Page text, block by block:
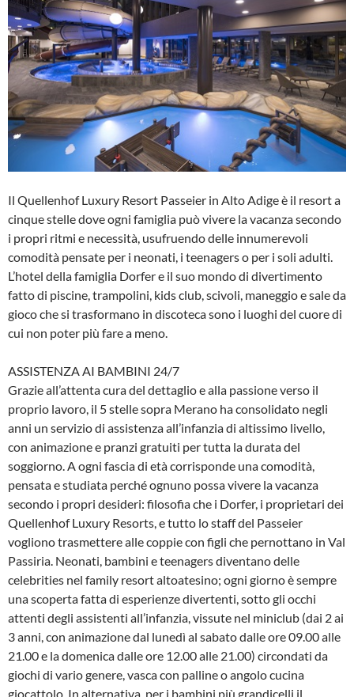
Il Quellenhof Luxury Resort Passeier in Alto Adige è il resort a
cinque stelle dove ogni famiglia può vivere la vacanza secondo
i propri ritmi e necessità, usufruendo delle innumerevoli
comodità pensate per i neonati, i teenagers o per i soli adulti.
L’hotel della famiglia Dorfer e il suo mondo di divertimento
fatto di piscine, trampolini, kids club, scivoli, maneggio e sale da
gioco che si trasformano in discoteca sono i luoghi del cuore di
cui non poter più fare a meno.
ASSISTENZA AI BAMBINI 24/7
Grazie all’attenta cura del dettaglio e alla passione verso il
proprio lavoro, il 5 stelle sopra Merano ha consolidato negli
anni un servizio di assistenza all’infanzia di altissimo livello,
con animazione e pranzi gratuiti per tutta la durata del
soggiorno. A ogni fascia di età corrisponde una comodità,
pensata e studiata perché ognuno possa vivere la vacanza
secondo i propri desideri: filosofia che i Dorfer, i proprietari dei
Quellenhof Luxury Resorts, e tutto lo staff del Passeier
vogliono trasmettere alle coppie con figli che pernottano in Val
Passiria. Neonati, bambini e teenagers diventano delle
celebrities nel family resort altoatesino; ogni giorno è sempre
una scoperta fatta di esperienze divertenti, sotto gli occhi
attenti degli assistenti all’infanzia, vissute nel miniclub (dai 2 ai
3 anni, con animazione dal lunedì al sabato dalle ore 09.00 alle
21.00 e la domenica dalle ore 12.00 alle 21.00) circondati da
giochi di vario genere, vasca con palline o angolo cucina
giocattolo. In alternativa, per i bambini più grandicelli il